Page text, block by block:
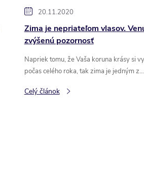
20.11.2020
Zima je nepriateľom vlasov.
zvýšenú pozornosť
Napriek tomu, že Vaša koruna krásy si
počas celého roka, tak zima je jedným z...
Celý článok